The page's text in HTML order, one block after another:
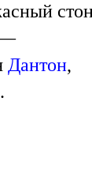
Дантон,